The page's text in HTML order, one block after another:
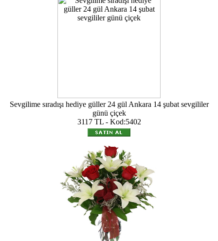
Sevgilime sıradışı hediye güller 24 gül Ankara 14 şubat sevgililer
günü çiçek
3117 TL - Kod:5402